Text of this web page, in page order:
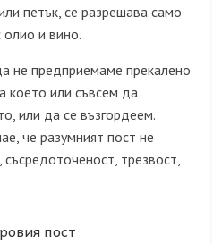
петък, се разрешава само
олио и вино.
не предприемаме прекалено
което или съвсем да
или да се възгордеем.
че разумният пост не
трезвост,
пост